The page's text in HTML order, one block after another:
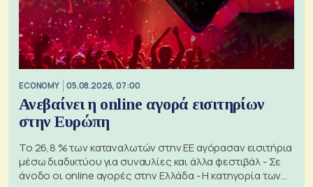
ECONOMY 05.08.2026, 07:00
Ανεβαίνει η online αγορά εισιτηρίων
στην Ευρώπη
Το 26,8 % των καταναλωτών στην ΕΕ αγόρασαν εισιτήρια
μέσω διαδικτύου για συναυλίες και άλλα φεστιβάλ - Σε
άνοδο οι online αγορές στην Ελλάδα - Η κατηγορία των